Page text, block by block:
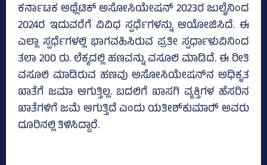
ಕರ್ನಾಟಕ ಅಥ್ಲೆಟಿಕ್‌ ಅಸೋಸಿಯೇಷನ್‌ 2023ರ ಜುಲೈನಿಂದ
2024ರ ಇದುವರೆಗೆ ವಿವಿಧ ಸ್ಪರ್ಧೆಗಳನ್ನು ಆಯೋಜಿಸಿದೆ. ಈ
ಎಲ್ಲಾ ಸ್ಪರ್ಧೆಗಳಲ್ಲಿ ಭಾಗವಹಿಸಿರುವ ಪ್ರತೀ ಸ್ಪರ್ಧಾಳುವಿನಿಂದ
ತಲಾ 200 ರು. ಲೆಕ್ಕದಲ್ಲಿ ಹಣವನ್ನು ವಸೂಲಿ ಮಾಡಿದೆ. ಈ ರೀತಿ
ವಸೂಲಿ ಮಾಡಿರುವ ಹಣವು ಅಸೋಸಿಯೇಷನ್‌ನ ಅಧಿಕೃತ
ಖಾತೆಗೆ ಜಮಾ ಆಗುತ್ತಿಲ್ಲ. ಬದಲಿಗೆ ಖಾಸಗಿ ವ್ಯಕ್ತಿಗಳ ಹೆಸರಿನ
ಖಾತೆಗಳಿಗೆ ಜಮೆ ಆಗುತ್ತಿದೆ ಎಂದು ಯತೀಶ್‌ಕುಮಾರ್‍‌ ಅವರು
ದೂರಿನಲ್ಲಿ ತಿಳಿಸಿದ್ದಾರೆ.